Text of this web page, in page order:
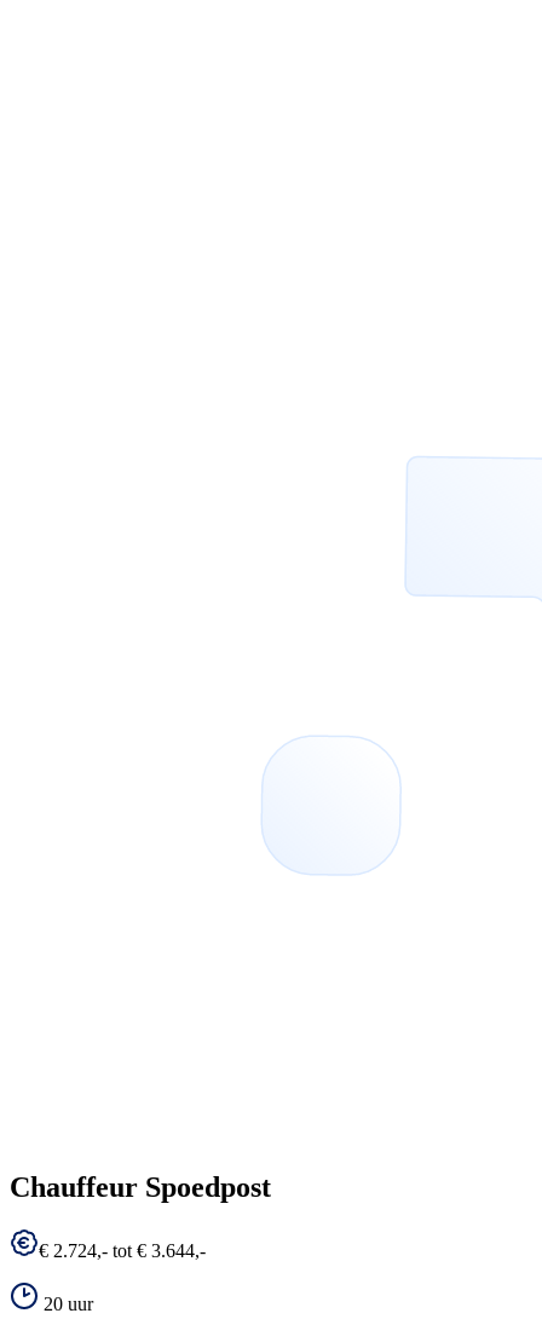
Chauffeur Spoedpost
€ 2.724,- tot € 3.644,-
20 uur